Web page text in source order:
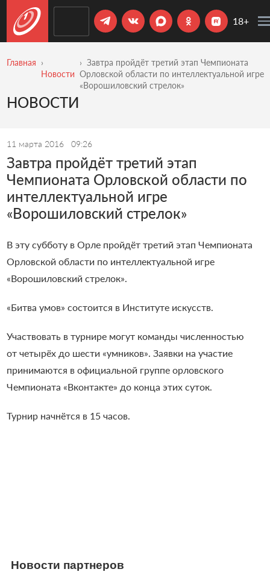
18+
Главная
Новости
Завтра пройдёт третий этап Чемпионата
Орловской области по интеллектуальной игре
«Ворошиловский стрелок»
НОВОСТИ
11 марта 2016 09:26
Завтра пройдёт третий этап
Чемпионата Орловской области по
интеллектуальной игре
«Ворошиловский стрелок»
В эту субботу в Орле пройдёт третий этап Чемпионата
Орловской области по интеллектуальной игре
«Ворошиловский стрелок».
«Битва умов» состоится в Институте искусств.
Участвовать в турнире могут команды численностью
от четырёх до шести «умников». Заявки на участие
принимаются в официальной группе орловского
Чемпионата «Вконтакте» до конца этих суток.
Турнир начнётся в 15 часов.
Новости партнеров